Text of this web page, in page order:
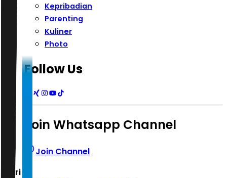
Kepribadian
Parenting
Kuliner
Photo
Follow Us
Join Whatsapp Channel
Join Channel
Hari ini